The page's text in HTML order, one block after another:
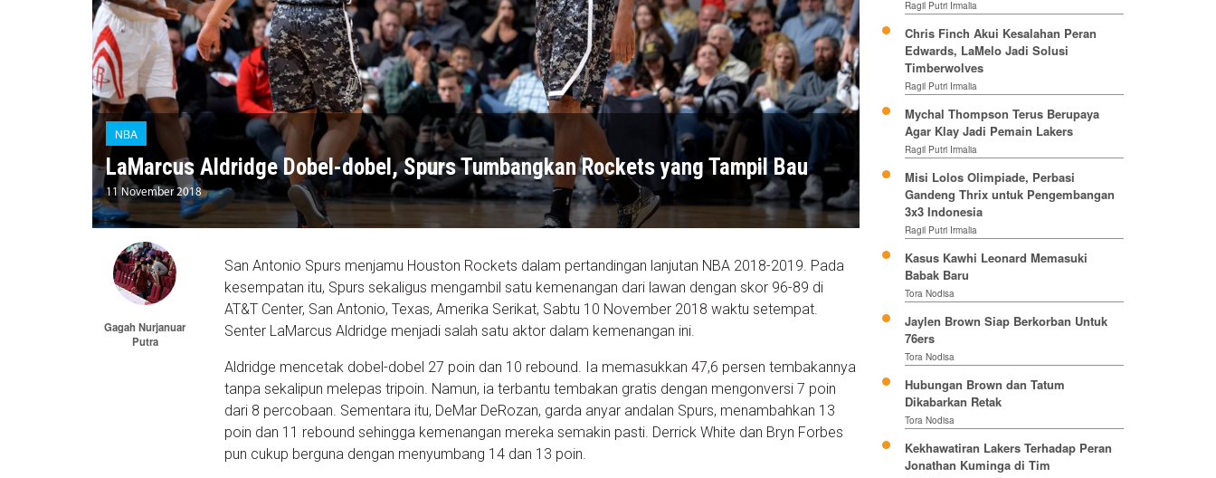
NBA
LaMarcus Aldridge Dobel-dobel, Spurs Tumbangkan Rockets yang Tampil Bau
11 November 2018
Gagah Nurjanuar
Putra
San Antonio Spurs menjamu Houston Rockets dalam pertandingan lanjutan NBA 2018-2019. Pada
kesempatan itu, Spurs sekaligus mengambil satu kemenangan dari lawan dengan skor 96-89 di
AT&T Center, San Antonio, Texas, Amerika Serikat, Sabtu 10 November 2018 waktu setempat.
Senter LaMarcus Aldridge menjadi salah satu aktor dalam kemenangan ini.
Aldridge mencetak dobel-dobel 27 poin dan 10 rebound. Ia memasukkan 47,6 persen tembakannya
tanpa sekalipun melepas tripoin. Namun, ia terbantu tembakan gratis dengan mengonversi 7 poin
dari 8 percobaan. Sementara itu, DeMar DeRozan, garda anyar andalan Spurs, menambahkan 13
poin dan 11 rebound sehingga kemenangan mereka semakin pasti. Derrick White dan Bryn Forbes
pun cukup berguna dengan menyumbang 14 dan 13 poin.
Ragil Putri Irmalia
Chris Finch Akui Kesalahan Peran
Edwards, LaMelo Jadi Solusi
Timberwolves
Ragil Putri Irmalia
Mychal Thompson Terus Berupaya
Agar Klay Jadi Pemain Lakers
Ragil Putri Irmalia
Misi Lolos Olimpiade, Perbasi
Gandeng Thrix untuk Pengembangan
3x3 Indonesia
Ragil Putri Irmalia
Kasus Kawhi Leonard Memasuki
Babak Baru
Tora Nodisa
Jaylen Brown Siap Berkorban Untuk
76ers
Tora Nodisa
Hubungan Brown dan Tatum
Dikabarkan Retak
Tora Nodisa
Kekhawatiran Lakers Terhadap Peran
Jonathan Kuminga di Tim